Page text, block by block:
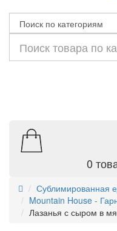
0
Сублимированная
Mountain House -
Лазанья с сыром в